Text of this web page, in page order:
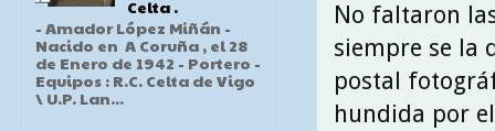
No faltaron
siempre se la
postal
hundida por
Celta .
- Amador López Miñán -
Nacido en A Coruña , el 28
de Enero de 1942 - Portero -
Equipos : R.C. Celta de Vigo
\ U.P. Lan...